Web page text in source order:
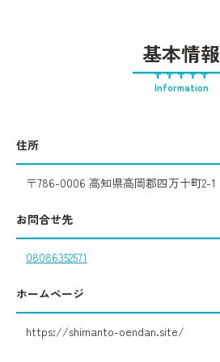
基本情報
Information
住所
〒786-0006 高知県高岡郡四万十町2-1
お問合せ先
08086352571
ホームページ
https://shimanto-oendan.site/